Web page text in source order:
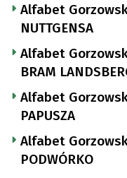
Alfabet Gorzowski
NUTTGENSA
Alfabet Gorzowski
BRAM
Alfabet
PAPUSZA
Alfabet
PODWÓRKO